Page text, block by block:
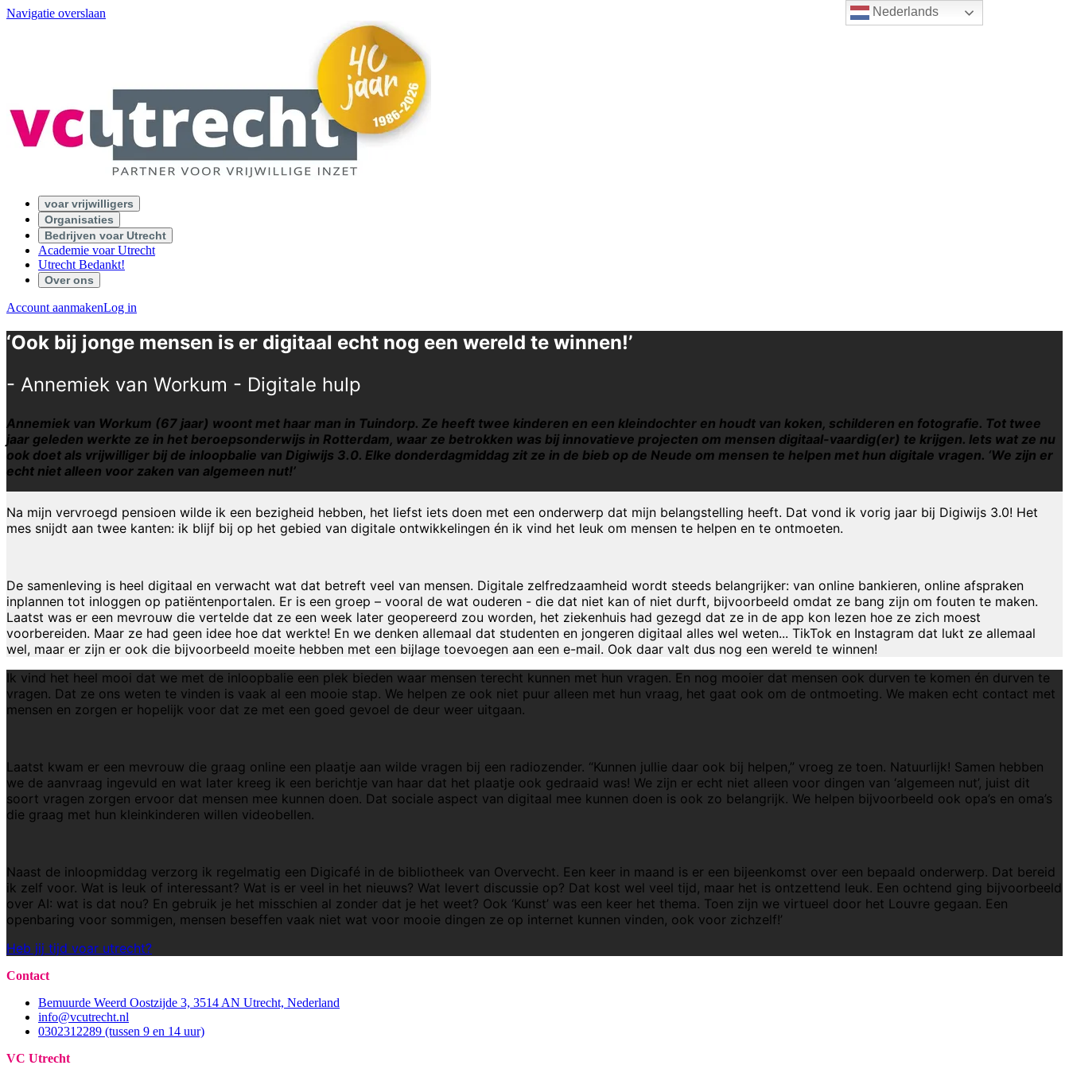
Nederlands
Navigatie overslaan
voar vrijwilligers
Organisaties
Bedrijven voar Utrecht
Academie voar Utrecht
Utrecht Bedankt!
Over ons
Account aanmakenLog in
‘Ook bij jonge mensen is er digitaal echt nog een wereld te winnen!’
- Annemiek van Workum - Digitale hulp
Annemiek van Workum (67 jaar) woont met haar man in Tuindorp. Ze heeft twee kinderen en een kleindochter en houdt van koken, schilderen en fotografie. Tot twee
jaar geleden werkte ze in het beroepsonderwijs in Rotterdam, waar ze betrokken was bij innovatieve projecten om mensen digitaal-vaardig(er) te krijgen. Iets wat ze nu
ook doet als vrijwilliger bij de inloopbalie van Digiwijs 3.0. Elke donderdagmiddag zit ze in de bieb op de Neude om mensen te helpen met hun digitale vragen. ‘We zijn er
echt niet alleen voor zaken van algemeen nut!’
Na mijn vervroegd pensioen wilde ik een bezigheid hebben, het liefst iets doen met een onderwerp dat mijn belangstelling heeft. Dat vond ik vorig jaar bij Digiwijs 3.0! Het
mes snijdt aan twee kanten: ik blijf bij op het gebied van digitale ontwikkelingen én ik vind het leuk om mensen te helpen en te ontmoeten.
De samenleving is heel digitaal en verwacht wat dat betreft veel van mensen. Digitale zelfredzaamheid wordt steeds belangrijker: van online bankieren, online afspraken
inplannen tot inloggen op patiëntenportalen. Er is een groep – vooral de wat ouderen - die dat niet kan of niet durft, bijvoorbeeld omdat ze bang zijn om fouten te maken.
Laatst was er een mevrouw die vertelde dat ze een week later geopereerd zou worden, het ziekenhuis had gezegd dat ze in de app kon lezen hoe ze zich moest
voorbereiden. Maar ze had geen idee hoe dat werkte! En we denken allemaal dat studenten en jongeren digitaal alles wel weten... TikTok en Instagram dat lukt ze allemaal
wel, maar er zijn er ook die bijvoorbeeld moeite hebben met een bijlage toevoegen aan een e-mail. Ook daar valt dus nog een wereld te winnen!
Ik vind het heel mooi dat we met de inloopbalie een plek bieden waar mensen terecht kunnen met hun vragen. En nog mooier dat mensen ook durven te komen én durven te
vragen. Dat ze ons weten te vinden is vaak al een mooie stap. We helpen ze ook niet puur alleen met hun vraag, het gaat ook om de ontmoeting. We maken echt contact met
mensen en zorgen er hopelijk voor dat ze met een goed gevoel de deur weer uitgaan.
Laatst kwam er een mevrouw die graag online een plaatje aan wilde vragen bij een radiozender. “Kunnen jullie daar ook bij helpen,” vroeg ze toen. Natuurlijk! Samen hebben
we de aanvraag ingevuld en wat later kreeg ik een berichtje van haar dat het plaatje ook gedraaid was! We zijn er echt niet alleen voor dingen van ‘algemeen nut’, juist dit
soort vragen zorgen ervoor dat mensen mee kunnen doen. Dat sociale aspect van digitaal mee kunnen doen is ook zo belangrijk. We helpen bijvoorbeeld ook opa’s en oma’s
die graag met hun kleinkinderen willen videobellen.
Naast de inloopmiddag verzorg ik regelmatig een Digicafé in de bibliotheek van Overvecht. Een keer in maand is er een bijeenkomst over een bepaald onderwerp. Dat bereid
ik zelf voor. Wat is leuk of interessant? Wat is er veel in het nieuws? Wat levert discussie op? Dat kost wel veel tijd, maar het is ontzettend leuk. Een ochtend ging bijvoorbeeld
over AI: wat is dat nou? En gebruik je het misschien al zonder dat je het weet? Ook ‘Kunst’ was een keer het thema. Toen zijn we virtueel door het Louvre gegaan. Een
openbaring voor sommigen, mensen beseffen vaak niet wat voor mooie dingen ze op internet kunnen vinden, ook voor zichzelf!’
Heb jij tijd voar utrecht?
Contact
Bemuurde Weerd Oostzijde 3, 3514 AN Utrecht, Nederland
info@vcutrecht.nl
0302312289 (tussen 9 en 14 uur)
VC Utrecht